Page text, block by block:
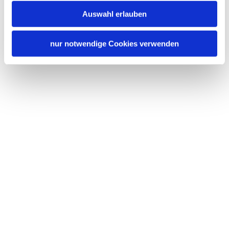
Auswahl erlauben
nur notwendige Cookies verwenden